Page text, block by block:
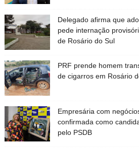
Delegado afirma que
pede internação
de Rosário do Sul
PRF prende homem
de cigarros em Rosário
Empresária com
confirmada como
pelo PSDB